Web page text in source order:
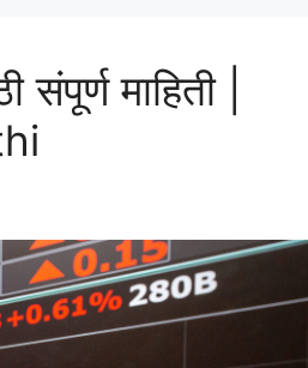
माहिती |